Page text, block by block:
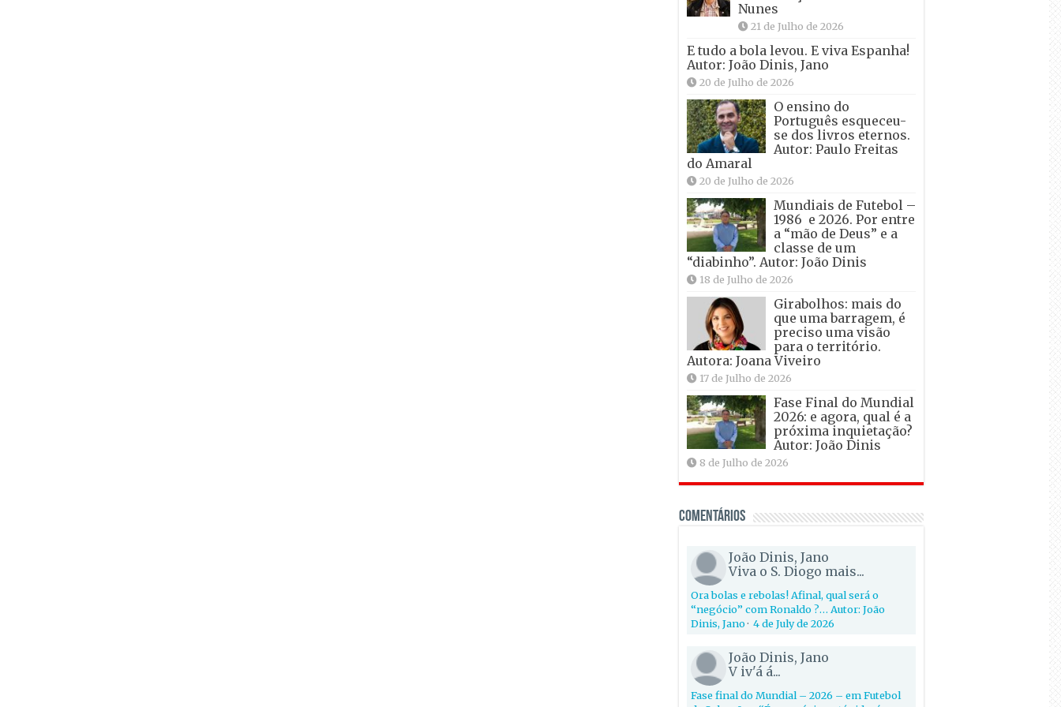
Nunes
21 de Julho de 2026
E tudo a bola levou. E viva Espanha!
Autor: João Dinis, Jano
20 de Julho de 2026
O ensino do
Português esqueceu-
se dos livros eternos.
Autor: Paulo Freitas
do Amaral
20 de Julho de 2026
Mundiais de Futebol –
1986 e 2026. Por entre
a “mão de Deus” e a
classe de um
“diabinho”. Autor: João Dinis
18 de Julho de 2026
Girabolhos: mais do
que uma barragem, é
preciso uma visão
para o território.
Autora: Joana Viveiro
17 de Julho de 2026
Fase Final do Mundial
2026: e agora, qual é a
próxima inquietação?
Autor: João Dinis
8 de Julho de 2026
Comentários
João Dinis, Jano
Viva o S. Diogo mais...
Ora bolas e rebolas! Afinal, qual será o
“negócio” com Ronaldo ?… Autor: João
Dinis, Jano· 4 de July de 2026
João Dinis, Jano
V iv'á á...
Fase final do Mundial – 2026 – em Futebol